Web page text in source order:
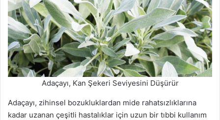
Adaçayı, Kan Şekeri Seviyesini Düşürür
Adaçayı, zihinsel bozukluklardan mide rahatsızlıklarına
kadar uzanan çeşitli hastalıklar için uzun bir tıbbi kullanım